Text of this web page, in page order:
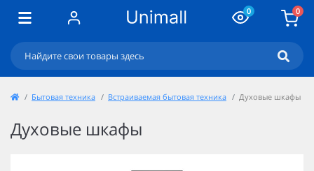
0 0
Бытовая техника Встраиваемая бытовая техника Духовые шкафы
Духовые шкафы